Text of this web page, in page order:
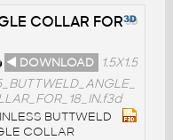
COLLAR FOR
◄ DOWNLOAD
1.5X1.5
BUTTWELD
COLLAR